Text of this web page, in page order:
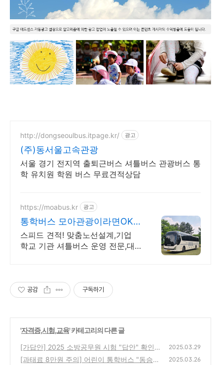
http://dongseoulbus.itpage.kr/ 광고
(주)동서울고속관광
서울 경기 전지역 출퇴근버스 셔틀버스 관광버스 통
학 유치원 학원 버스 무료견적상담
https://moabus.kr 광고
통학버스 모아관광이라면OK!
출퇴근,셔틀,통학버스 전문
스피드 견적! 맞춤노선설계,기업
학교 기관 셔틀버스 운영 전문,대
공감 구독하기
'자격증,시험,교육' 카테고리의 다른 글
[가답안] 2025 소방공무원 시험 "답안" 확인하
세요 | 커트라인 합격예측 점수!
(0)
2025.03.29
[과태료 8만원 주의] 어린이 통학버스 "동승자
2025.03.26